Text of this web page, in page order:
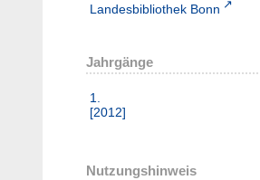
Landesbibliothek Bonn
Jahrgänge
1.
[2012]
Nutzungshinweis